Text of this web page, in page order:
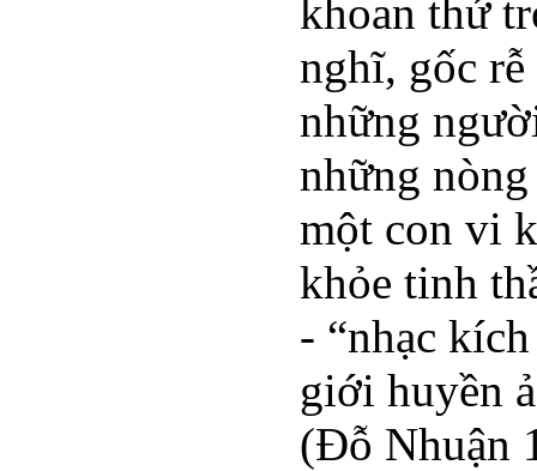
khoan thứ
nghĩ, gốc rễ
những
những
một con vi
khỏe tinh
- “nhạc
giới huyền
(Đỗ Nhuận